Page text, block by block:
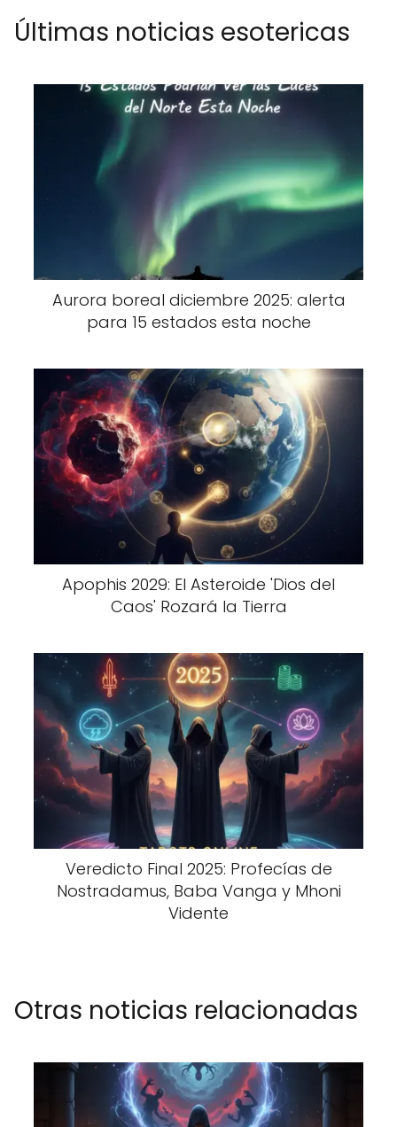
Últimas noticias esotericas
Aurora boreal diciembre 2025: alerta
para 15 estados esta noche
Apophis 2029: El Asteroide 'Dios del
Caos' Rozará la Tierra
Veredicto Final 2025: Profecías de
Nostradamus, Baba Vanga y Mhoni
Vidente
Otras noticias relacionadas